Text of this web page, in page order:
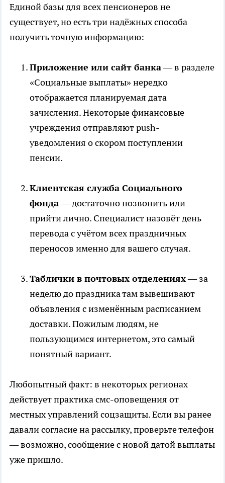
Единой базы для всех пенсионеров не
существует, но есть три надёжных способа
получить точную информацию:
Приложение или сайт банка— в разделе
«Социальные выплаты» нередко
отображается планируемая дата
зачисления. Некоторые финансовые
учреждения отправляют push-
уведомления о скором поступлении
пенсии.
Клиентская служба Социального
фонда— достаточно позвонить или
прийти лично. Специалист назовёт день
перевода с учётом всех праздничных
переносов именно для вашего случая.
Таблички в почтовых отделениях— за
неделю до праздника там вывешивают
объявления с изменённым расписанием
доставки. Пожилым людям, не
пользующимся интернетом, это самый
понятный вариант.
Любопытный факт: в некоторых регионах
действует практика смс-оповещения от
местных управлений соцзащиты. Если вы ранее
давали согласие на рассылку, проверьте телефон
— возможно, сообщение с новой датой выплаты
уже пришло.